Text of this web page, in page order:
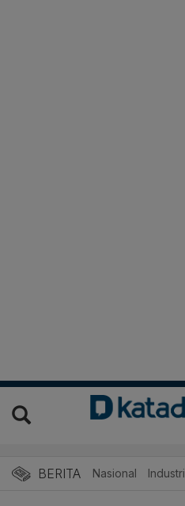
BERITA Nasional Industri